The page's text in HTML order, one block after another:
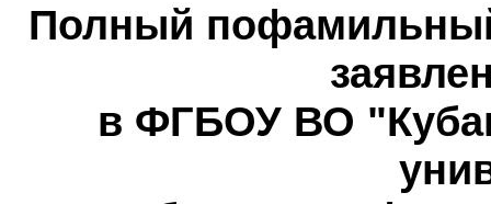
Полный
в ФГБОУ ВО